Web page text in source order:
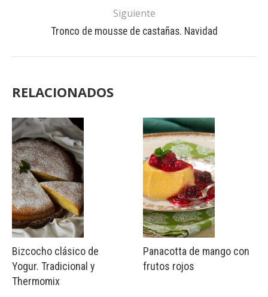
Siguiente
Tronco de mousse de castañas. Navidad
RELACIONADOS
Bizcocho clásico de
Yogur. Tradicional y
Thermomix
Panacotta de mango con
frutos rojos